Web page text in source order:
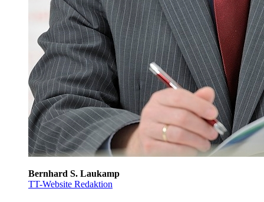
Bernhard S. Laukamp
TT-Website Redaktion